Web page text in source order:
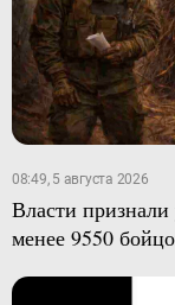
08:49, 5 августа 2026
Власти
менее 9550